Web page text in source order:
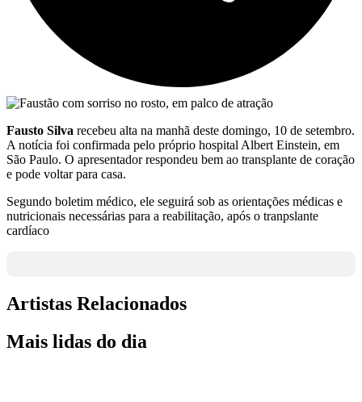
Fausto Silva recebeu alta na manhã deste domingo, 10 de setembro.
A notícia foi confirmada pelo próprio hospital Albert Einstein, em
São Paulo. O apresentador respondeu bem ao transplante de coração
e pode voltar para casa.
Segundo boletim médico, ele seguirá sob as orientações médicas e
nutricionais necessárias para a reabilitação, após o tranpslante
cardíaco
Artistas Relacionados
Mais lidas do dia